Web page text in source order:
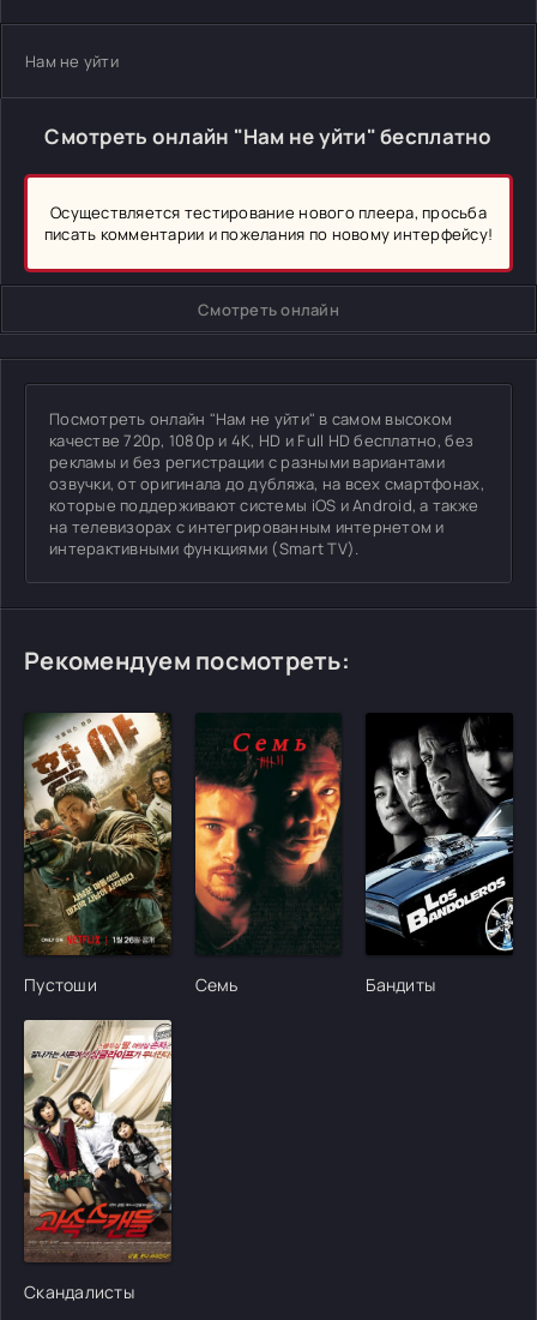
Нам не уйти
Смотреть онлайн "Нам не уйти" бесплатно
Осуществляется тестирование нового плеера, просьба
писать комментарии и пожелания по новому интерфейсу!
Смотреть онлайн
Посмотреть онлайн "Нам не уйти" в самом высоком
качестве 720p, 1080p и 4K, HD и Full HD бесплатно, без
рекламы и без регистрации с разными вариантами
озвучки, от оригинала до дубляжа, на всех смартфонах,
которые поддерживают системы iOS и Android, а также
на телевизорах с интегрированным интернетом и
интерактивными функциями (Smart TV).
Рекомендуем посмотреть:
[/xfgiven_cvh_poster_urlcvh_poster_url]
Пустоши
[/xfgiven_cvh_poster_urlcvh_poster_url]
Семь
[/
Бандиты
[/xfgiven_cvh_poster_urlcvh_poster_url]
Скандалисты